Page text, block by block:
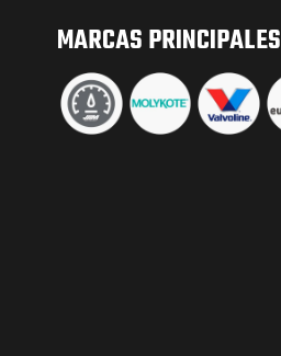
MARCAS PRINCIPALES